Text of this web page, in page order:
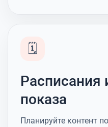
🗓️
Расписания
показа
Планируйте контент